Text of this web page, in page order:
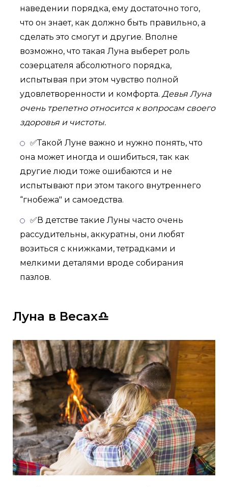
наведении порядка, ему достаточно того,
что он знает, как должно быть правильно, а
сделать это смогут и другие. Вполне
возможно, что такая Луна выберет роль
созерцателя абсолютного порядка,
испытывая при этом чувство полной
удовлетворенности и комфорта. Девья Луна
очень трепетно относится к вопросам своего
здоровья и чистоты.
✅Такой Луне важно и нужно понять, что
она может иногда и ошибиться, так как
другие люди тоже ошибаются и не
испытывают при этом такого внутреннего
“гнобежа" и самоедства.
✅В детстве такие Луны часто очень
рассудительны, аккуратны, они любят
возиться с книжками, тетрадками и
мелкими деталями вроде собирания
пазлов.
Луна в Весах♎